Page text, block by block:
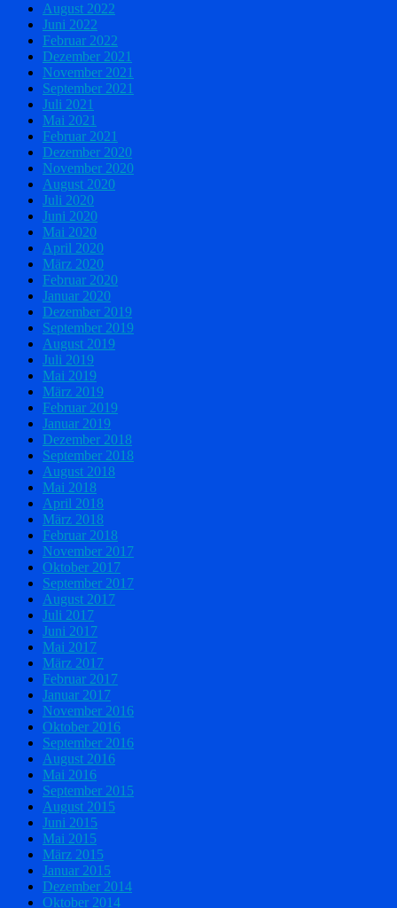
August 2022
Juni 2022
Februar 2022
Dezember 2021
November 2021
September 2021
Juli 2021
Mai 2021
Februar 2021
Dezember 2020
November 2020
August 2020
Juli 2020
Juni 2020
Mai 2020
April 2020
März 2020
Februar 2020
Januar 2020
Dezember 2019
September 2019
August 2019
Juli 2019
Mai 2019
März 2019
Februar 2019
Januar 2019
Dezember 2018
September 2018
August 2018
Mai 2018
April 2018
März 2018
Februar 2018
November 2017
Oktober 2017
September 2017
August 2017
Juli 2017
Juni 2017
Mai 2017
März 2017
Februar 2017
Januar 2017
November 2016
Oktober 2016
September 2016
August 2016
Mai 2016
September 2015
August 2015
Juni 2015
Mai 2015
März 2015
Januar 2015
Dezember 2014
Oktober 2014